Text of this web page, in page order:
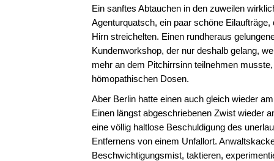
Ein sanftes Abtauchen in den zuweilen
Agenturquatsch, ein paar schöne Eilaufträge,
Hirn streichelten. Einen rundheraus
Kundenworkshop, der nur deshalb gelang,
mehr an dem Pitchirrsinn teilnehmen
hömopathischen Dosen.
Aber Berlin hatte einen auch gleich wieder
Einen längst abgeschriebenen Zwist wieder
eine völlig haltlose Beschuldigung des
Entfernens von einem Unfallort.
Beschwichtigungsmist, taktieren,